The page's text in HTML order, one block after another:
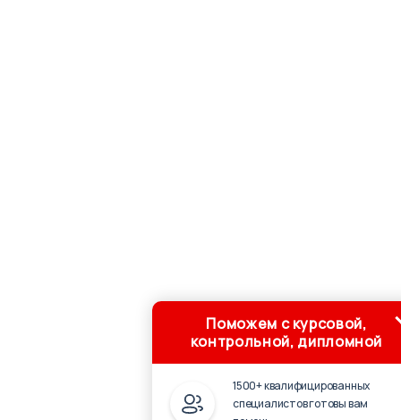
Поможем с курсовой,
контрольной, дипломной
1500+ квалифицированных
специалистов готовы вам